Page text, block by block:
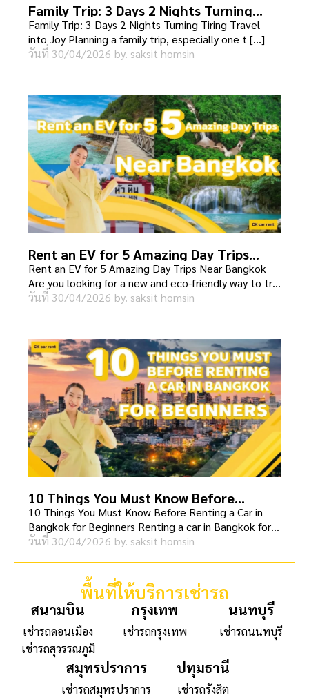
Family Trip: 3 Days 2 Nights Turning
Tiring Travel into Joy
Family Trip: 3 Days 2 Nights Turning Tiring Travel
into Joy Planning a family trip, especially one t […]
วันที่ 30/04/2026 by. saksit homsin
Rent an EV for 5 Amazing Day Trips
Near Bangkok
Rent an EV for 5 Amazing Day Trips Near Bangkok
Are you looking for a new and eco-friendly way to tr
[…]
วันที่ 30/04/2026 by. saksit homsin
10 Things You Must Know Before
Renting a Car in Bangkok for Beginners
10 Things You Must Know Before Renting a Car in
Bangkok for Beginners Renting a car in Bangkok for t
[…]
วันที่ 30/04/2026 by. saksit homsin
พื้นที่ให้บริการเช่ารถ
สนามบิน
เช่ารถดอนเมือง
เช่ารถสุวรรณภูมิ
กรุงเทพ
เช่ารถกรุงเทพ
นนทบุรี
เช่ารถนนทบุรี
สมุทรปราการ
เช่ารถสมุทรปราการ
ปทุมธานี
เช่ารถรังสิต